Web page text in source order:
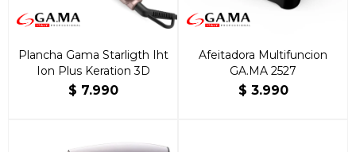
Plancha Gama Starligth Iht
Ion Plus Keration 3D
$ 7.990
Afeitadora Multifuncion
GA.MA 2527
$ 3.990